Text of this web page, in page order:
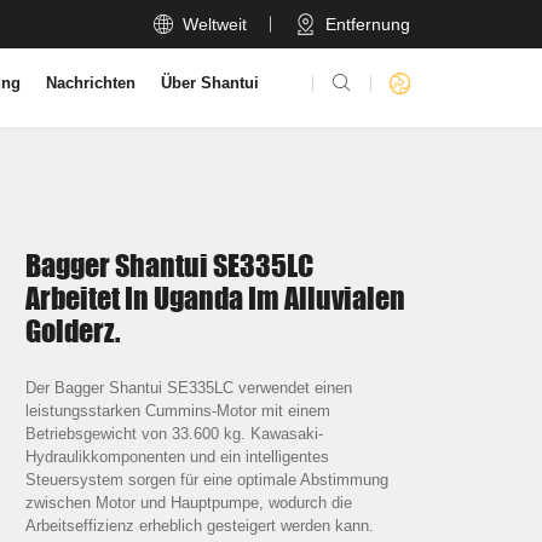
 Weltweit Entfernung

Nachrichten Über Shantui
Bagger Shantui SE335LC
Arbeitet In Uganda Im Alluvialen
Golderz.
Der Bagger Shantui SE335LC verwendet einen
leistungsstarken Cummins-Motor mit einem
Betriebsgewicht von 33.600 kg. Kawasaki-
Hydraulikkomponenten und ein intelligentes
Steuersystem sorgen für eine optimale Abstimmung
zwischen Motor und Hauptpumpe, wodurch die
Arbeitseffizienz erheblich gesteigert werden kann.